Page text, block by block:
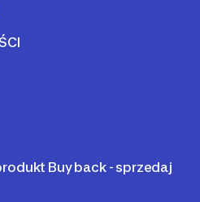
Buy back - sprzedaj